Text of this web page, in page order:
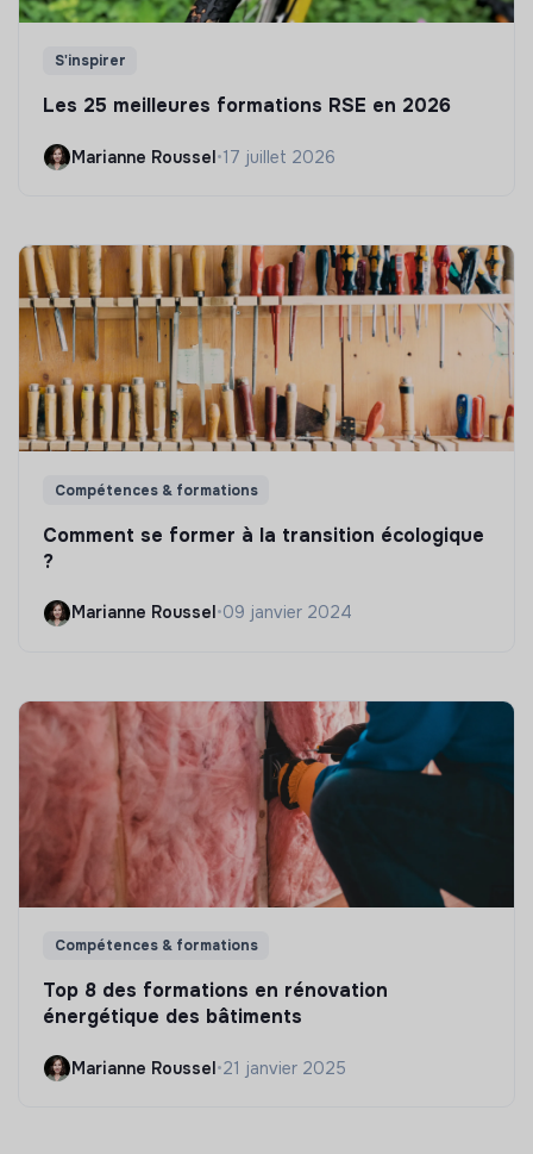
S'inspirer
Les 25 meilleures formations RSE en 2026
Marianne Roussel•17 juillet 2026
Compétences & formations
Comment se former à la transition écologique
?
Marianne Roussel•09 janvier 2024
Compétences & formations
Top 8 des formations en rénovation
énergétique des bâtiments
Marianne Roussel•21 janvier 2025